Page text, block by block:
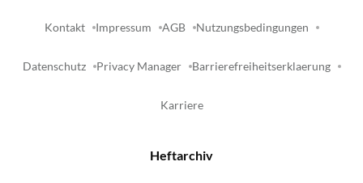
Kontakt Impressum AGB Nutzungsbedingungen
Datenschutz Privacy Manager Barrierefreiheitserklaerung
Karriere
Heftarchiv